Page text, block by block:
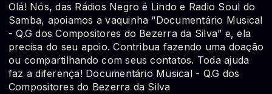
Olá! Nós, das Rádios Negro é Lindo e Radio Soul do
Samba, apoiamos a vaquinha “Documentário Musical
- Q.G dos Compositores do Bezerra da Silva” e, ela
precisa do seu apoio. Contribua fazendo uma doação
ou compartilhando com seus contatos. Toda ajuda
faz a diferença! Documentário Musical - Q.G dos
Compositores do Bezerra da Silva